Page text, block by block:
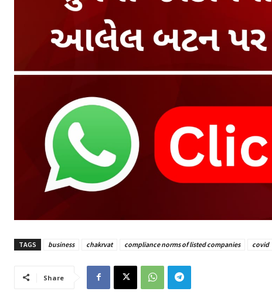
TAGS business chakrvat compliance norms of listed companies covid
Share